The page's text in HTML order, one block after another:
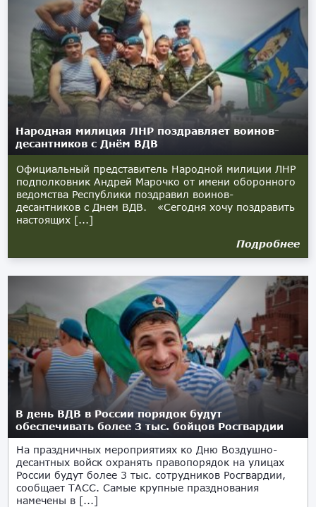
Народная милиция ЛНР поздравляет воинов-
десантников с Днём ВДВ
Официальный представитель Народной милиции ЛНР
подполковник Андрей Марочко от имени оборонного
ведомства Республики поздравил воинов-
десантников с Днем ВДВ. «Сегодня хочу поздравить
настоящих [...]
Подробнее
В день ВДВ в России порядок будут
обеспечивать более 3 тыс. бойцов Росгвардии
На праздничных мероприятиях ко Дню Воздушно-
десантных войск охранять правопорядок на улицах
России будут более 3 тыс. сотрудников Росгвардии,
сообщает ТАСС. Самые крупные празднования
намечены в [...]